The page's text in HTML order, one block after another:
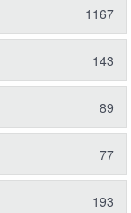
1167
143
89
77
193